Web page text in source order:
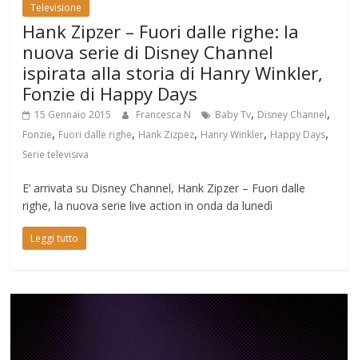
Televisione
Hank Zipzer – Fuori dalle righe: la
nuova serie di Disney Channel
ispirata alla storia di Hanry Winkler,
Fonzie di Happy Days
15 Gennaio 2015 Francesca N Baby Tv, Disney Channel,
Fonzie, Fuori dalle righe, Hank Zizpez, Hanry Winkler, Happy Days,
Serie televisiva
E’ arrivata su Disney Channel, Hank Zipzer – Fuori dalle
righe, la nuova serie live action in onda da lunedì
Leggi tutto